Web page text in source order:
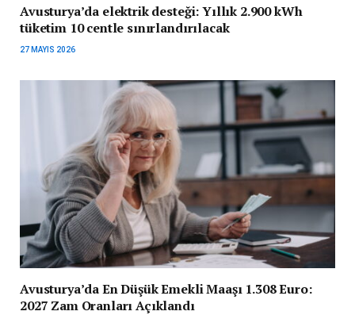
Avusturya’da elektrik desteği: Yıllık 2.900 kWh
tüketim 10 centle sınırlandırılacak
27 MAYIS 2026
Avusturya’da En Düşük Emekli Maaşı 1.308 Euro:
2027 Zam Oranları Açıklandı